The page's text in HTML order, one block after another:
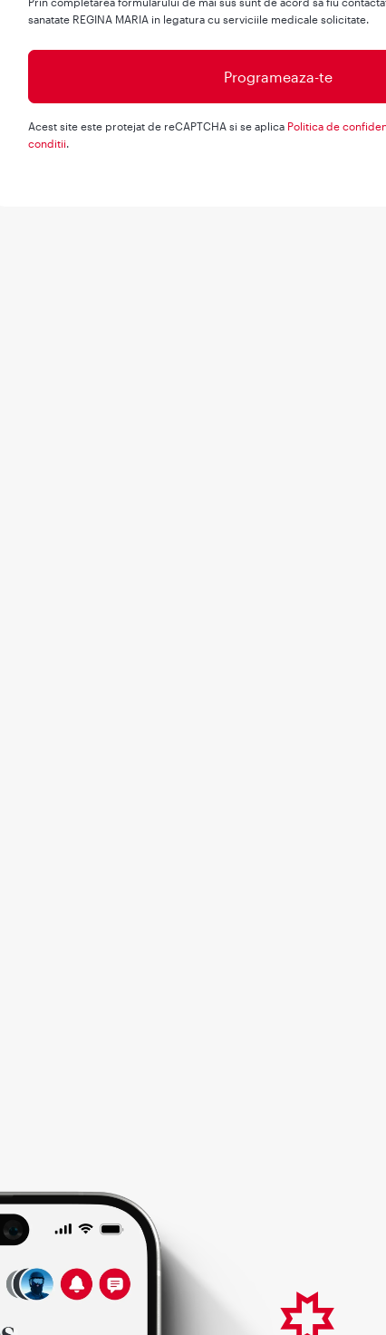
sanatate REGINA MARIA in legatura cu serviciile medicale solicitate.
Acest site este protejat de reCAPTCHA si se aplica Politica de
conditii.